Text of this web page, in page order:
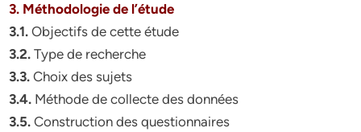
3. Méthodologie de l’étude
3.1. Objectifs de cette étude
3.2. Type de recherche
3.3. Choix des sujets
3.4. Méthode de collecte des données
3.5. Construction des questionnaires